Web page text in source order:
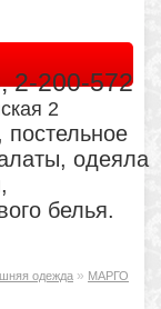
2-200-572
2
постельное
одеяла
белья.
одежда » МАРГО